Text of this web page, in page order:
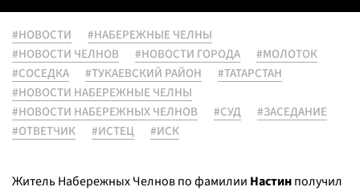
#НОВОСТИ
#НАБЕРЕЖНЫЕ ЧЕЛНЫ
#НОВОСТИ ЧЕЛНОВ
#НОВОСТИ ГОРОДА
#МОЛОТОК
#СОСЕДКА
#ТУКАЕВСКИЙ РАЙОН
#ТАТАРСТАН
#НОВОСТИ НАБЕРЕЖНЫЕ ЧЕЛНЫ
#НОВОСТИ НАБЕРЕЖНЫХ ЧЕЛНОВ
#СУД
#ЗАСЕДАНИЕ
#ОТВЕТЧИК
#ИСТЕЦ #ИСК
Житель Набережных Челнов по фамилии Настинполучил